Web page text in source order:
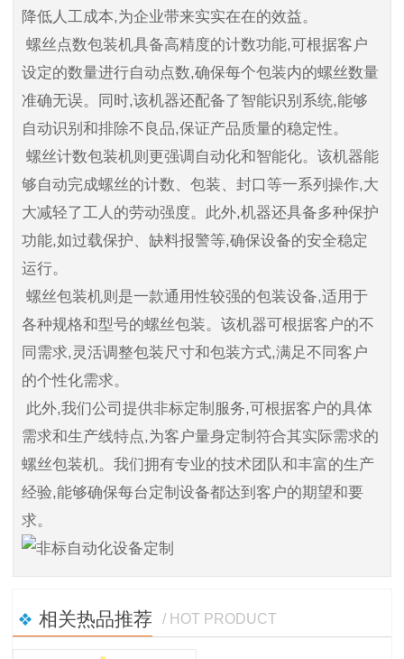
降低人工成本,为企业带来实实在在的效益。
螺丝点数包装机具备高精度的计数功能,可根据客户
设定的数量进行自动点数,确保每个包装内的螺丝数量
准确无误。同时,该机器还配备了智能识别系统,能够
自动识别和排除不良品,保证产品质量的稳定性。
螺丝计数包装机则更强调自动化和智能化。该机器能
够自动完成螺丝的计数、包装、封口等一系列操作,大
大减轻了工人的劳动强度。此外,机器还具备多种保护
功能,如过载保护、缺料报警等,确保设备的安全稳定
运行。
螺丝包装机则是一款通用性较强的包装设备,适用于
各种规格和型号的螺丝包装。该机器可根据客户的不
同需求,灵活调整包装尺寸和包装方式,满足不同客户
的个性化需求。
此外,我们公司提供非标定制服务,可根据客户的具体
需求和生产线特点,为客户量身定制符合其实际需求的
螺丝包装机。我们拥有专业的技术团队和丰富的生产
经验,能够确保每台定制设备都达到客户的期望和要
求。
相关热品推荐 / HOT PRODUCT